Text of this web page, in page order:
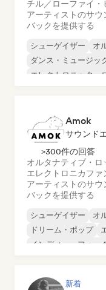
チル／ローファイ・
アーティストのサ
バックを提供する
シューゲイザー
オ
ダンス・ミュージッ
エレクトロニック・
Amok
サウンド
>300件の回答
オルタナティブ・ロ
エレクトロニカファ
アーティストのサ
バックを提供する
シューゲイザー
オ
ドリーム・ポップ
インディー・フォー
新着